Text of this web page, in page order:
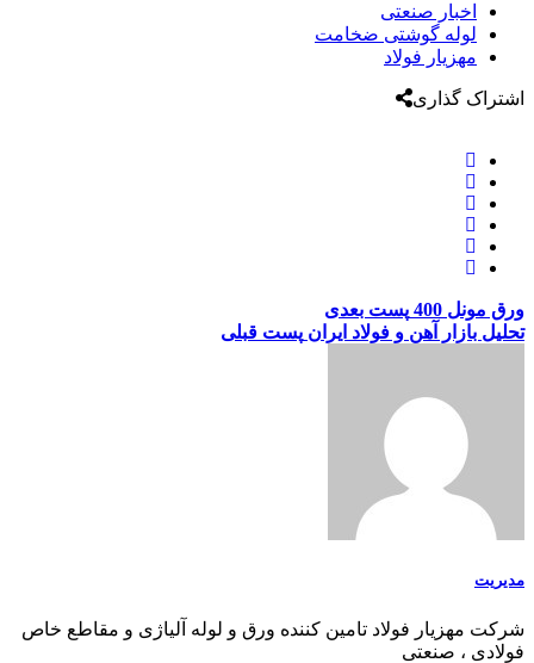
اخبار صنعتی
لوله گوشتی ضخامت
مهزیار فولاد
اشتراک گذاری
ورق مونل 400
پست بعدی
تحلیل بازار آهن و فولاد ایران پست قبلی
مدیریت
شرکت مهزیار فولاد تامین کننده ورق و لوله آلیاژی و مقاطع خاص
فولادی ، صنعتی